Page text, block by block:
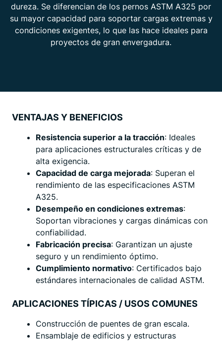
dureza. Se diferencian de los pernos ASTM A325 por
su mayor capacidad para soportar cargas extremas y
condiciones exigentes, lo que las hace ideales para
proyectos de gran envergadura.
VENTAJAS Y BENEFICIOS
Resistencia superior a la tracción: Ideales
para aplicaciones estructurales críticas y de
alta exigencia.
Capacidad de carga mejorada: Superan el
rendimiento de las especificaciones ASTM
A325.
Desempeño en condiciones extremas:
Soportan vibraciones y cargas dinámicas con
confiabilidad.
Fabricación precisa: Garantizan un ajuste
seguro y un rendimiento óptimo.
Cumplimiento normativo: Certificados bajo
estándares internacionales de calidad ASTM.
APLICACIONES TÍPICAS / USOS COMUNES
Construcción de puentes de gran escala.
Ensamblaje de edificios y estructuras